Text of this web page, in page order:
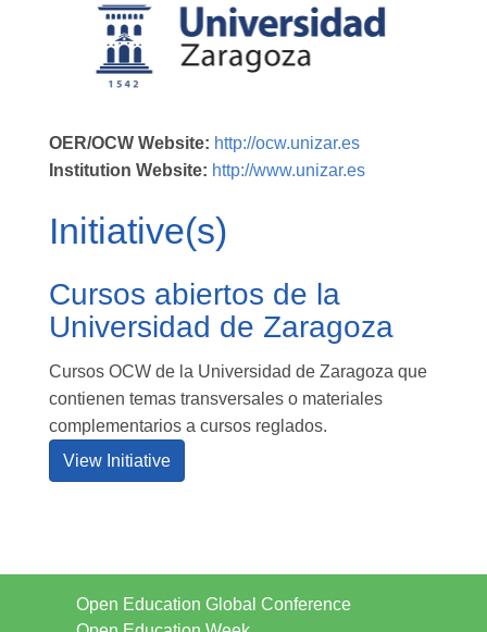
OER/OCW Website: http://ocw.unizar.es
Institution Website: http://www.unizar.es
Initiative(s)
Cursos abiertos de la
Universidad de Zaragoza
Cursos OCW de la Universidad de Zaragoza que
contienen temas transversales o materiales
complementarios a cursos reglados.
View Initiative
Open Education Global Conference